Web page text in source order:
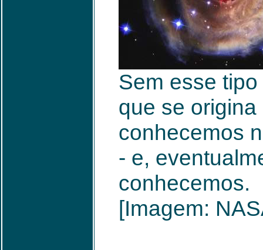
Sem esse
que se
conhecemos
- e,
conhecemos.
[Imagem: